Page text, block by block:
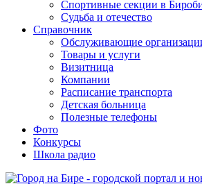
Спортивные секции в
Судьба и отечество
Справочник
Обслуживающие
Товары и услуги
Визитница
Компании
Расписание транспорта
Детская больница
Полезные телефоны
Фото
Конкурсы
Школа радио